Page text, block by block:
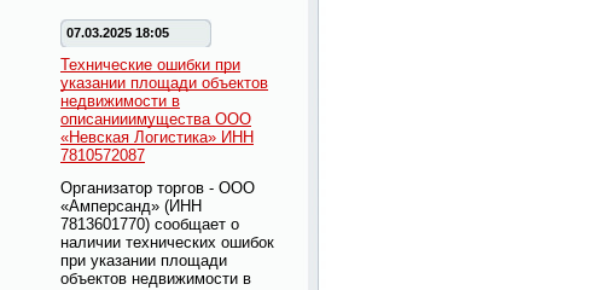
07.03.2025 18:05
Технические ошибки при
указании площади объектов
недвижимости в
описанииимущества ООО
«Невская Логистика» ИНН
7810572087
Организатор торгов - ООО
«Амперсанд» (ИНН
7813601770) сообщает о
наличии технических ошибок
при указании площади
объектов недвижимости в